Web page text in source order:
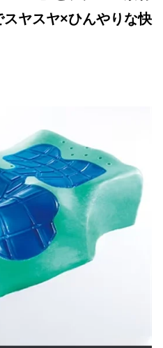
スヤスヤ×ひんやりな快